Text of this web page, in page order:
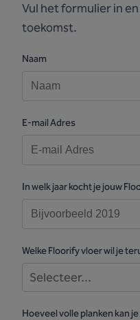
Vul het formulier in
toekomst.
Naam
E-mail Adres
In welk jaar kocht je jouw
Welke Floorify vloer wil je
Selecteer...
Hoeveel volle planken kan